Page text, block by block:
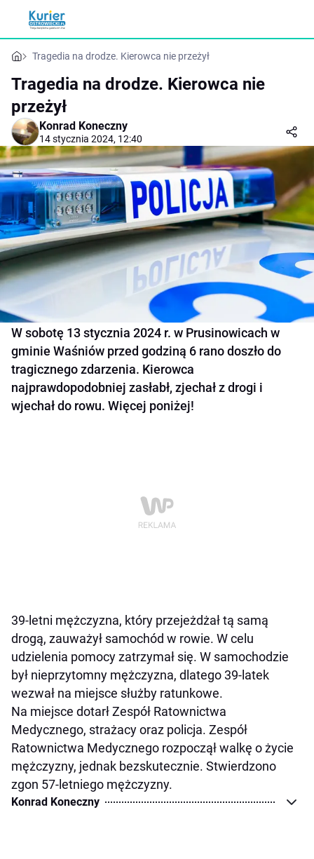
Tragedia na drodze. Kierowca nie przeżył
Tragedia na drodze. Kierowca nie
przeżył
Konrad Koneczny
14 stycznia 2024, 12:40
W sobotę 13 stycznia 2024 r. w Prusinowicach w
gminie Waśniów przed godziną 6 rano doszło do
tragicznego zdarzenia. Kierowca
najprawdopodobniej zasłabł, zjechał z drogi i
wjechał do rowu. Więcej poniżej!
39-letni mężczyzna, który przejeżdżał tą samą
drogą, zauważył samochód w rowie. W celu
udzielenia pomocy zatrzymał się. W samochodzie
był nieprzytomny mężczyzna, dlatego 39-latek
wezwał na miejsce służby ratunkowe.
Na miejsce dotarł Zespół Ratownictwa
Medycznego, strażacy oraz policja. Zespół
Ratownictwa Medycznego rozpoczął walkę o życie
mężczyzny, jednak bezskutecznie. Stwierdzono
zgon 57-letniego mężczyzny.
Konrad Koneczny